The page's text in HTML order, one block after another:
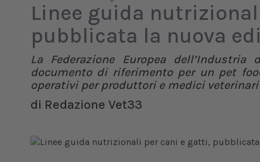
Linee guida
pubblicata la nuova
La Federazione Europea
documento di riferimento per un pet
operativi per produttori e medici veterinari
di Redazione Vet33